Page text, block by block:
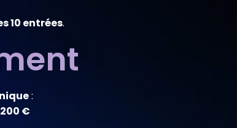
10 entrées.
:
200 €